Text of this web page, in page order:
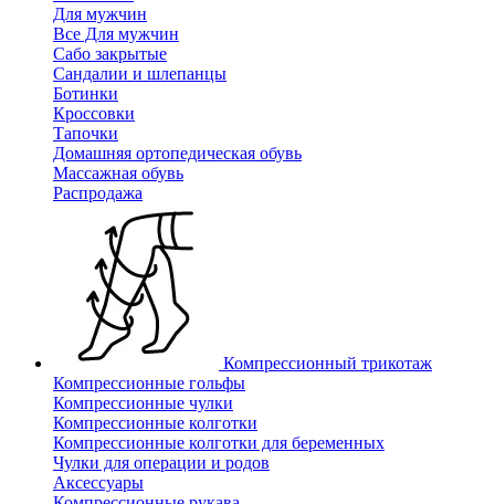
Для мужчин
Все Для мужчин
Сабо закрытые
Сандалии и шлепанцы
Ботинки
Кроссовки
Тапочки
Домашняя ортопедическая обувь
Массажная обувь
Распродажа
Компрессионный трикотаж
Компрессионные гольфы
Компрессионные чулки
Компрессионные колготки
Компрессионные колготки для беременных
Чулки для операции и родов
Аксессуары